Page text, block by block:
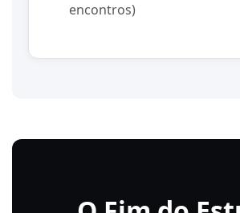
encontros)